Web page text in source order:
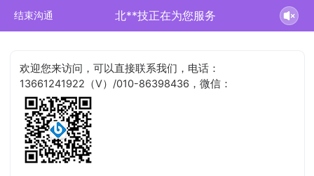
结束沟通 北**技正在为您服务
欢迎您来访问，可以直接联系我们，电话：
13661241922（V）/010-86398436，微信：